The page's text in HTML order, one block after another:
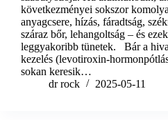
következményei sokszor
anyagcsere, hízás, fáradtság,
száraz bőr, lehangoltság – és
leggyakoribb tünetek. Bár a
kezelés (levotiroxin-
sokan keresik…
dr rock
2025-05-11